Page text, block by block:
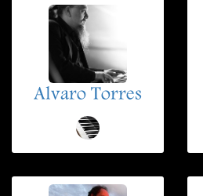
Alvaro Torres